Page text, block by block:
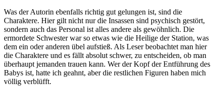
Was der Autorin ebenfalls richtig gut gelungen ist, sind die
Charaktere. Hier gilt nicht nur die Insassen sind psychisch gestört,
sondern auch das Personal ist alles andere als gewöhnlich. Die
ermordete Schwester war so etwas wie die Heilige der Station, was
dem ein oder anderen übel aufstieß. Als Leser beobachtet man hier
die Charaktere und es fällt absolut schwer, zu entscheiden, ob man
überhaupt jemanden trauen kann. Wer der Kopf der Entführung des
Babys ist, hatte ich geahnt, aber die restlichen Figuren haben mich
völlig verblüfft.